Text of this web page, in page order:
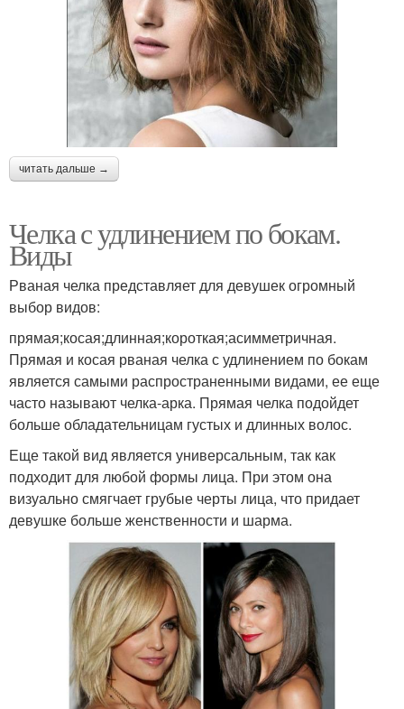
читать дальше →
Челка с удлинением по бокам.
Виды
Рваная челка представляет для девушек огромный
выбор видов:
прямая;косая;длинная;короткая;асимметричная.
Прямая и косая рваная челка с удлинением по бокам
является самыми распространенными видами, ее еще
часто называют челка-арка. Прямая челка подойдет
больше обладательницам густых и длинных волос.
Еще такой вид является универсальным, так как
подходит для любой формы лица. При этом она
визуально смягчает грубые черты лица, что придает
девушке больше женственности и шарма.